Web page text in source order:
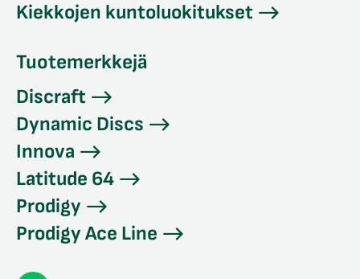
Kiekkojen kuntoluokitukset
Tuotemerkkejä
Discraft
Dynamic Discs
Innova
Latitude 64
Prodigy
Prodigy Ace Line